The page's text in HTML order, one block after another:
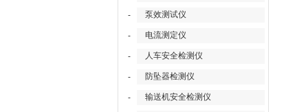
- 泵效测试仪
- 电流测定仪
- 人车安全检测仪
- 防坠器检测仪
- 输送机安全检测仪